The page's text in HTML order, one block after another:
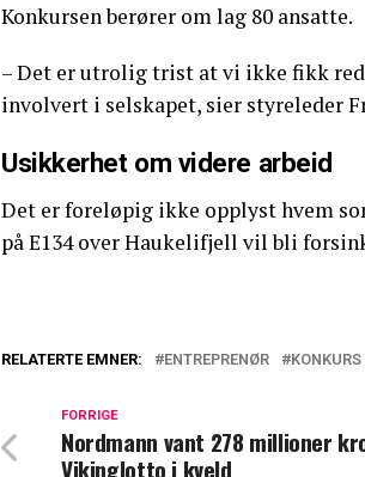
Konkursen berører om lag 80 ansatte.
– Det er utrolig trist at vi ikke fikk
involvert i selskapet, sier styreleder
Usikkerhet om videre arbeid
Det er foreløpig ikke opplyst hvem
på E134 over Haukelifjell vil bli
RELATERTE EMNER: ENTREPRENØR KONKURS
FORRIGE
Nordmann vant 278 millioner
Vikinglotto i kveld